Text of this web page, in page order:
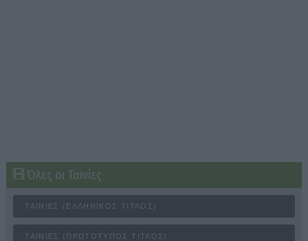
Όλες οι Ταινίες
ΤΑΙΝΊΕΣ (ΕΛΛΗΝΙΚΌΣ ΤΊΤΛΟΣ)
ΤΑΙΝΊΕΣ (ΠΡΩΤΌΤΥΠΟΣ ΤΊΤΛΟΣ)